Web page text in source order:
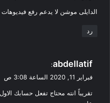
ل
الدايلى موشن لا يدعم رفع
رد
ي
ل
abdellatif
:
فبراير 11, 2020 الساعة 3:08 ص
تقريباً انته محتاج تفعل حسابك